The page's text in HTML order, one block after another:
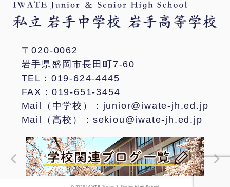
〒020-0062
岩手県盛岡市長田町7-60
TEL：019-624-4445
FAX：019-651-3454
Mail（中学校）：junior@iwate-jh.ed.jp
Mail（高校）：sekiou@iwate-jh.ed.jp